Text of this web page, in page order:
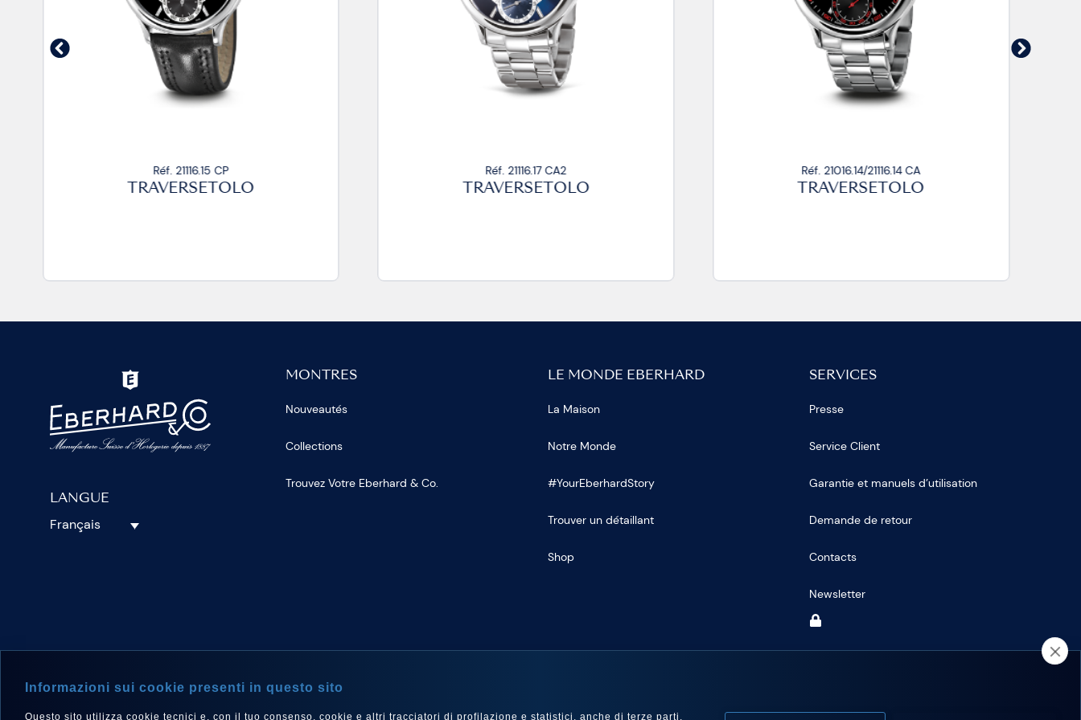
Réf. 21116.15 CP
TRAVERSETOLO
Réf. 21116.17 CA2
TRAVERSETOLO
Réf. 21016.14/21116.14 CA
TRAVERSETOLO
LANGUE
Français
MONTRES
Nouveautés
Collections
Trouvez Votre Eberhard & Co.
LE MONDE EBERHARD
La Maison
Notre Monde
#YourEberhardStory
Trouver un détaillant
Shop
SERVICES
Presse
Service Client
Garantie et manuels d’utilisation
Demande de retour
Contacts
Newsletter
Informazioni sui cookie presenti in questo sito
Questo sito utilizza cookie tecnici e, con il tuo consenso, cookie e altri tracciatori di profilazione e statistici, anche di terze parti,